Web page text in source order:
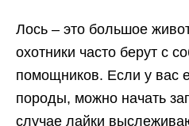
Лось – это большое
охотники часто берут с
помощников. Если у вас
породы, можно начать
случае лайки